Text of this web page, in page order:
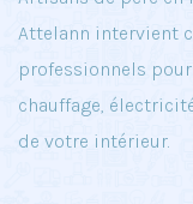
Attelann intervient
professionnels
chauffage,
de votre intérieur.